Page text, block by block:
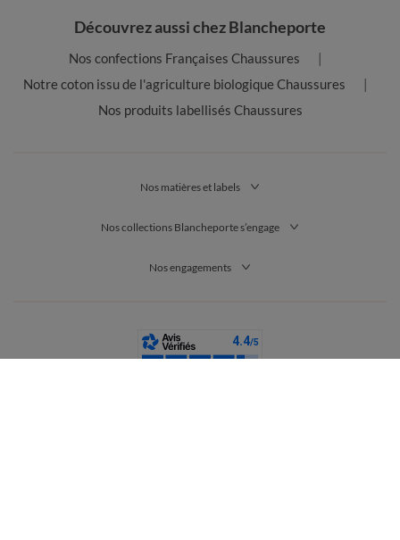
Découvrez aussi chez Blancheporte
Nos confections Françaises Chaussures
Notre coton issu de l'agriculture biologique Chaussures
Nos produits labellisés Chaussures
Nos matières et labels
Nos collections Blancheporte s’engage
Nos engagements